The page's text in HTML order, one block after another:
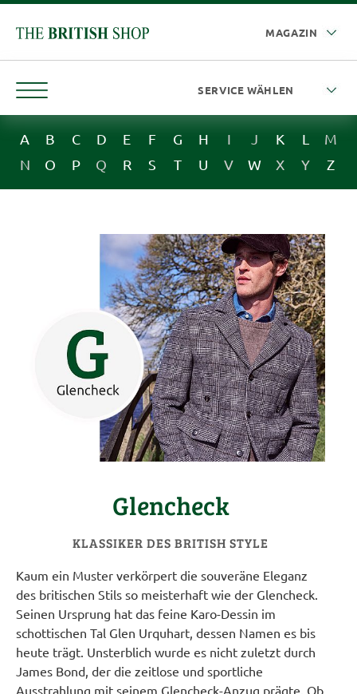
A B C D E F G H I J K L
M
N
O P Q R S T U V W X Y Z
Glencheck
KLASSIKER DES BRITISH STYLE
Kaum ein Muster verkörpert die souveräne Eleganz
des britischen Stils so meisterhaft wie der Glencheck.
Seinen Ursprung hat das feine Karo-Dessin im
schottischen Tal Glen Urquhart, dessen Namen es bis
heute trägt. Unsterblich wurde es nicht zuletzt durch
James Bond, der die zeitlose und sportliche
Ausstrahlung mit seinem Glencheck-Anzug prägte. Ob